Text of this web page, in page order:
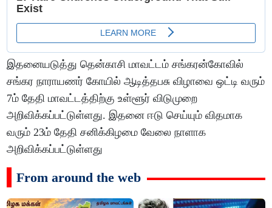
இதனையடுத்து தென்காசி மாவட்டம் சங்கரன்கோவில்
சங்கர நாராயணர் கோயில் ஆடித்தபசு விழாவை ஒட்டி வரும்
7ம் தேதி மாவட்டத்திற்கு உள்ளூர் விடுமுறை
அறிவிக்கப்பட்டுள்ளது. இதனை ஈடு செய்யும் விதமாக
வரும் 23ம் தேதி சனிக்கிழமை வேலை நாளாக
அறிவிக்கப்பட்டுள்ளது
From around the web